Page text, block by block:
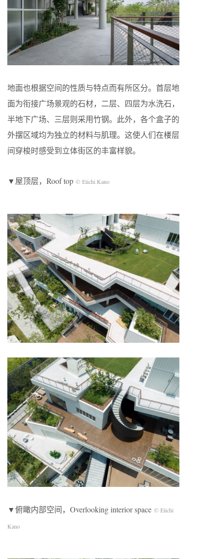
地面也根据空间的性质与特点而有所区分。首层地
面为衔接广场景观的石材，二层、四层为水洗石，
半地下广场、三层则采用竹钢。此外，各个盒子的
外摆区域均为独立的材料与肌理。这使人们在楼层
间穿梭时感受到立体街区的丰富样貌。
▼屋顶层，Roof top © Eiichi Kano
▼俯瞰内部空间，Overlooking interior space © Eiichi
Kano